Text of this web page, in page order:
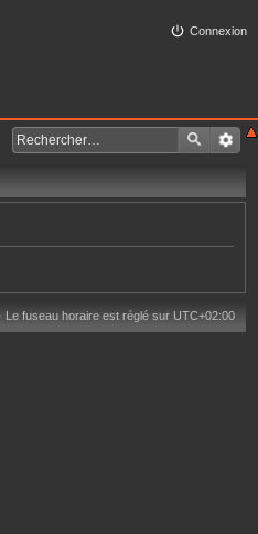
Connexion
Le fuseau horaire est réglé sur UTC+02:00